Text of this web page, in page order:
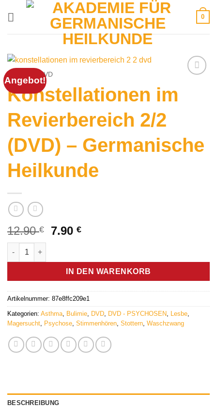
0
Angebot!
DVD
Konstellationen im
Revierbereich 2/2
(DVD) – Germanische
Heilkunde
12.90€
Ursprünglicher
12.90 €
7.90€Aktueller
7.90 €.
Konstellationen im Revierbereich 2/2 (DVD) - Germanische
IN DEN WARENKORB
Artikelnummer: 87e8ffc209e1
Kategorien: Asthma Bulimie DVD DVD - PSYCHOSEN Lesbe
Magersucht Psychose Stimmenhören Stottern Waschzwang
BESCHREIBUNG